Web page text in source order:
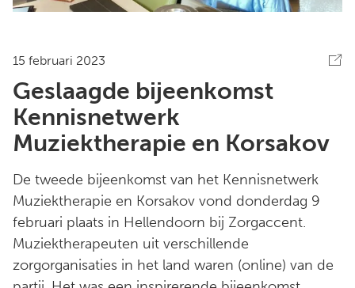
15 februari 2023
Geslaagde bijeenkomst
Kennisnetwerk
Muziektherapie en Korsakov
De tweede bijeenkomst van het Kennisnetwerk
Muziektherapie en Korsakov vond donderdag 9
februari plaats in Hellendoorn bij Zorgaccent.
Muziektherapeuten uit verschillende
zorgorganisaties in het land waren (online) van de